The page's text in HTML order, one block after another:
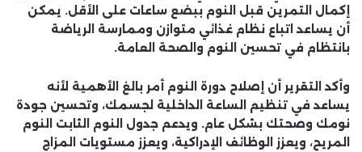
إكمال التمرين قبل النوم ببضع ساعات على الأقل. يمكن
أن يساعد اتباع نظام غذائي متوازن وممارسة الرياضة
بانتظام في تحسين النوم والصحة العامة.
وأكد التقرير أن إصلاح دورة النوم أمر بالغ الأهمية لأنه
يساعد في تنظيم الساعة الداخلية لجسمك، وتحسين جودة
نومك وصحتك بشكل عام. ويدعم جدول النوم الثابت النوم
المريح، ويعزز الوظائف الإدراكية، ويعزز مستويات المزاج